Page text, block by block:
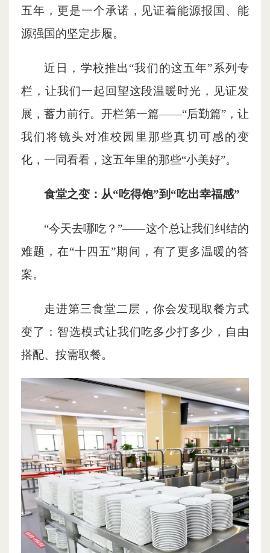
五年，更是一个承诺，见证着能源报国、能
源强国的坚定步履。
近日，学校推出“我们的这五年”系列专
栏，让我们一起回望这段温暖时光，见证发
展，蓄力前行。开栏第一篇——“后勤篇”，让
我们将镜头对准校园里那些真切可感的变
化，一同看看，这五年里的那些“小美好”。
食堂之变：从“吃得饱”到“吃出幸福感”
“今天去哪吃？”——这个总让我们纠结的
难题，在“十四五”期间，有了更多温暖的答
案。
走进第三食堂二层，你会发现取餐方式
变了：智选模式让我们吃多少打多少，自由
搭配、按需取餐。